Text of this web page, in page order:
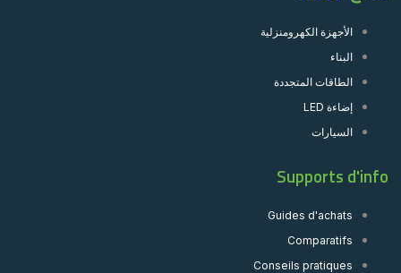
الأجهزة الكهرومنزلية
البناء
الطاقات المتجددة
إضاءة LED
السيارات
Supports d'info
Guides d'achats
Comparatifs
Conseils pratiques